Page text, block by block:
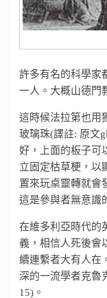
許多有名的科學家
一人。大概山德門
這時候法拉第也用
玻璃珠(譯註: 原文
好，上面的板子可
立固定枯草梗，以
置來玩桌靈轉就會
這是參與者無意識
在維多利亞時代的
義，相信人死後會
續連繫者大有人在
深的一流學者克魯
15)。